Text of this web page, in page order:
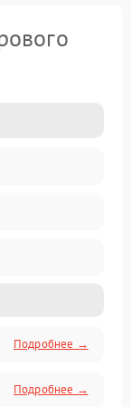
Подробнее →
Подробнее →